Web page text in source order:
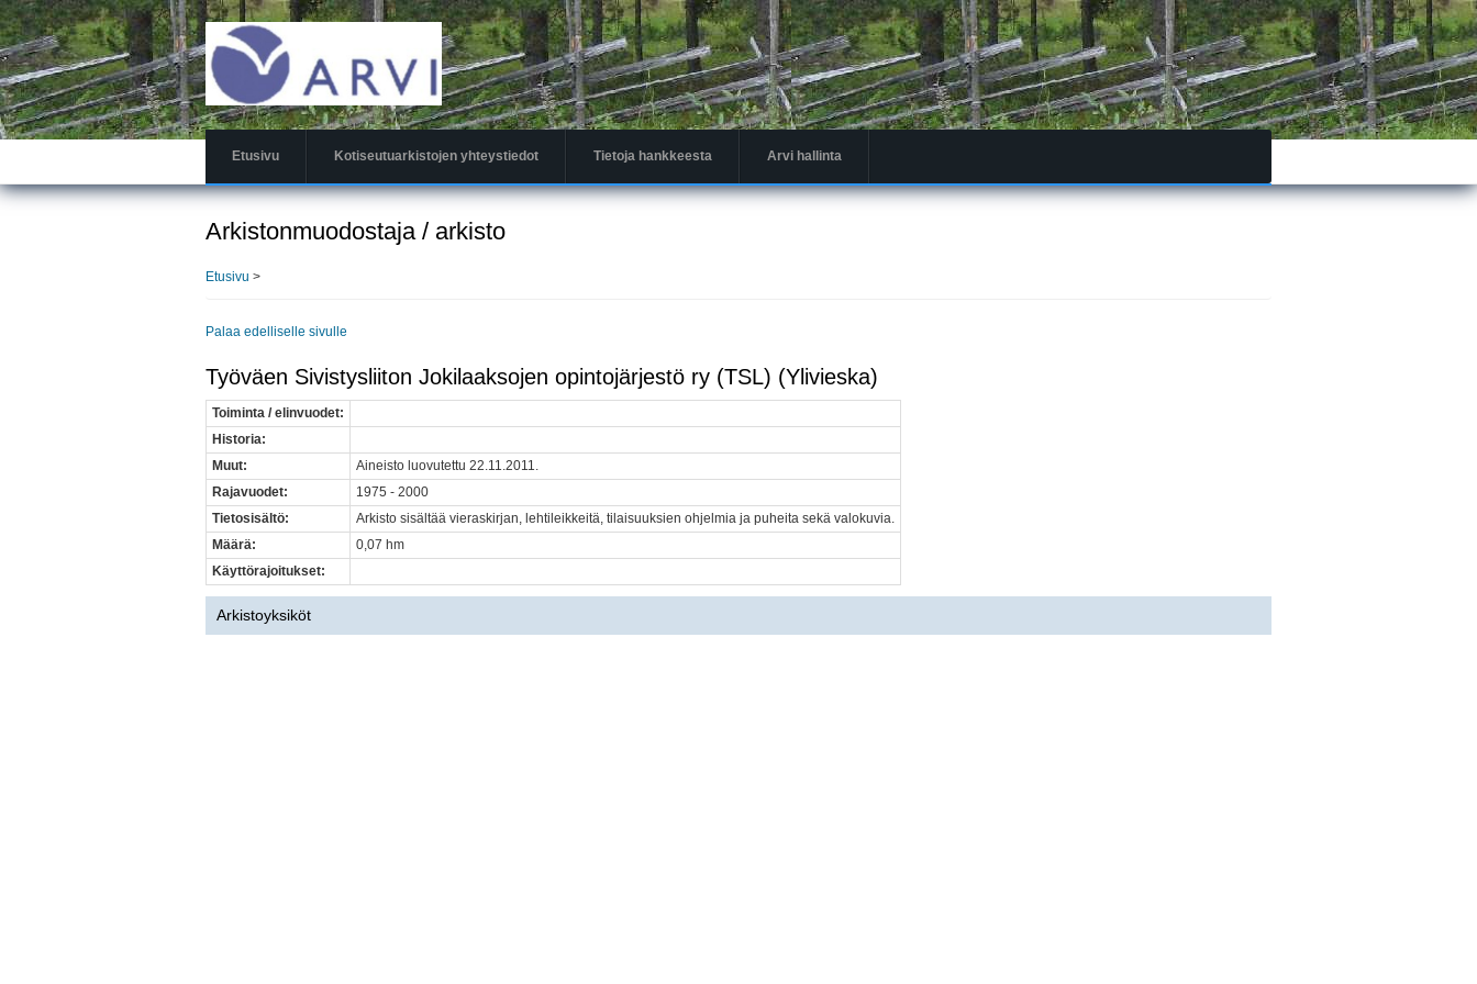
Hyppää
pääsisältöön
Etusivu Kotiseutuarkistojen yhteystiedot Tietoja hankkeesta Arvi hallinta
Arkistonmuodostaja / arkisto
Etusivu >
Palaa edelliselle sivulle
Työväen Sivistysliiton Jokilaaksojen opintojärjestö ry (TSL) (Ylivieska)
Toiminta / elinvuodet:
Historia:
Muut:
Aineisto luovutettu 22.11.2011.
Rajavuodet:
1975 - 2000
Tietosisältö:
Arkisto sisältää vieraskirjan, lehtileikkeitä, tilaisuuksien ohjelmia ja puheita sekä valokuvia.
Määrä:
0,07 hm
Käyttörajoitukset:
Arkistoyksiköt